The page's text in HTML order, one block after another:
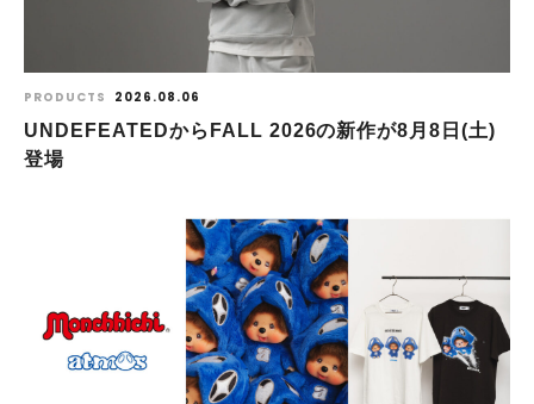
PRODUCTS 2026.08.06
UNDEFEATEDからFALL 2026の新作が8⽉8⽇(⼟)
登場